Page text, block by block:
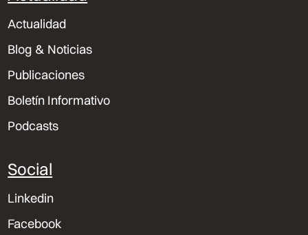
Actualidad
Blog & Noticias
Publicaciones
Boletín Informativo
Podcasts
Social
Linkedin
Facebook